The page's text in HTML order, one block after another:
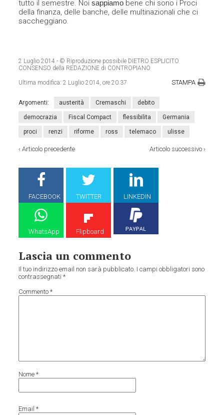
tutto il semestre. Noisappiamo bene chi sono i Proci
della finanza, delle banche, delle multinazionali che ci
saccheggiano.
2 Luglio 2014 - © Riproduzione possibile DIETRO ESPLICITO
CONSENSO della REDAZIONE di CONTROPIANO
Ultima modifica:2 Luglio 2014, ore 20:37 STAMPA
Argomenti: austerità Cremaschi debito
democrazia Fiscal Compact flessibilita Germania
proci renzi riforme ross telemaco ulisse
‹Articolo precedente Articolo successivo›
FACEBOOK TWITTER LINKEDIN
WhatsApp Flipboard
Lascia un commento
Il tuo indirizzo email non sarà pubblicato. I campi obbligatori sono
contrassegnati*
Commento*
Nome*
Email*